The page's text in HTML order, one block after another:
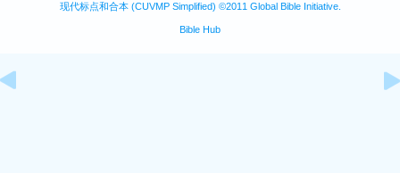
现代标点和合本 (CUVMP Simplified) ©2011 Global Bible Initiative.
Bible Hub